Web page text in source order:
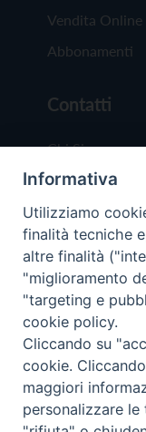
Vendita Online
Abbonamenti
Contatti
Chi Siamo
Redazione
Scrivici
Copyright ©
Trentina
Privacy Policy
Informativa
Utilizziamo
finalità tecniche
altre finalità
"miglioramento
"targeting e
cookie policy.
Cliccando su
cookie.
maggiori
personalizzare